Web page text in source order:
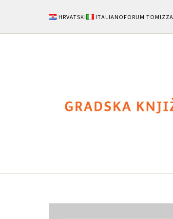
HRVATSKI ITALIANO FORUM TOMIZZA